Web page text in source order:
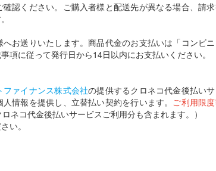
認ください。ご購入者様と配送先が異なる場合、請
お送りいたします。商品代金のお支払いは「コンビ
項に従って発行日から14日以内にお支払いください。
ファイナンス株式会社の提供するクロネコ代金後払い
情報を提供し、立替払い契約を行います。 ご利用限
ロネコ代金後払いサービスご利用分も含まれます。）
い。